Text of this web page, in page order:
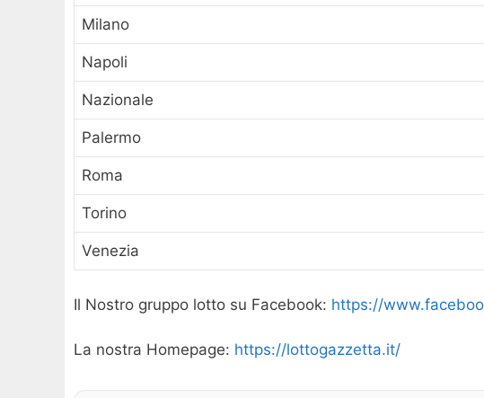
Milano
Napoli
Nazionale
Palermo
Roma
Torino
Venezia
Il Nostro gruppo lotto su Facebook: https://
La nostra Homepage: https://lottogazzetta.it/